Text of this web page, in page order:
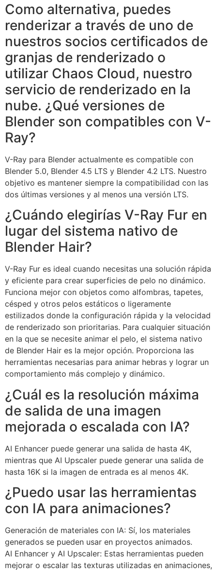
Como alternativa, puedes
renderizar a través de uno de
nuestros socios certificados de
granjas de renderizado o
utilizar Chaos Cloud, nuestro
servicio de renderizado en la
nube. ¿Qué versiones de
Blender son compatibles con V-
Ray?
V-Ray para Blender actualmente es compatible con
Blender 5.0, Blender 4.5 LTS y Blender 4.2 LTS. Nuestro
objetivo es mantener siempre la compatibilidad con las
dos últimas versiones y al menos una versión LTS.
¿Cuándo elegirías V-Ray Fur en
lugar del sistema nativo de
Blender Hair?
V-Ray Fur es ideal cuando necesitas una solución rápida
y eficiente para crear superficies de pelo no dinámico.
Funciona mejor con objetos como alfombras, tapetes,
césped y otros pelos estáticos o ligeramente
estilizados donde la configuración rápida y la velocidad
de renderizado son prioritarias. Para cualquier situación
en la que se necesite animar el pelo, el sistema nativo
de Blender Hair es la mejor opción. Proporciona las
herramientas necesarias para animar hebras y lograr un
comportamiento más complejo y dinámico.
¿Cuál es la resolución máxima
de salida de una imagen
mejorada o escalada con IA?
AI Enhancer puede generar una salida de hasta 4K,
mientras que AI Upscaler puede generar una salida de
hasta 16K si la imagen de entrada es al menos 4K.
¿Puedo usar las herramientas
con IA para animaciones?
Generación de materiales con IA: Sí, los materiales
generados se pueden usar en proyectos animados.
AI Enhancer y AI Upscaler: Estas herramientas pueden
mejorar o escalar las texturas utilizadas en animaciones,